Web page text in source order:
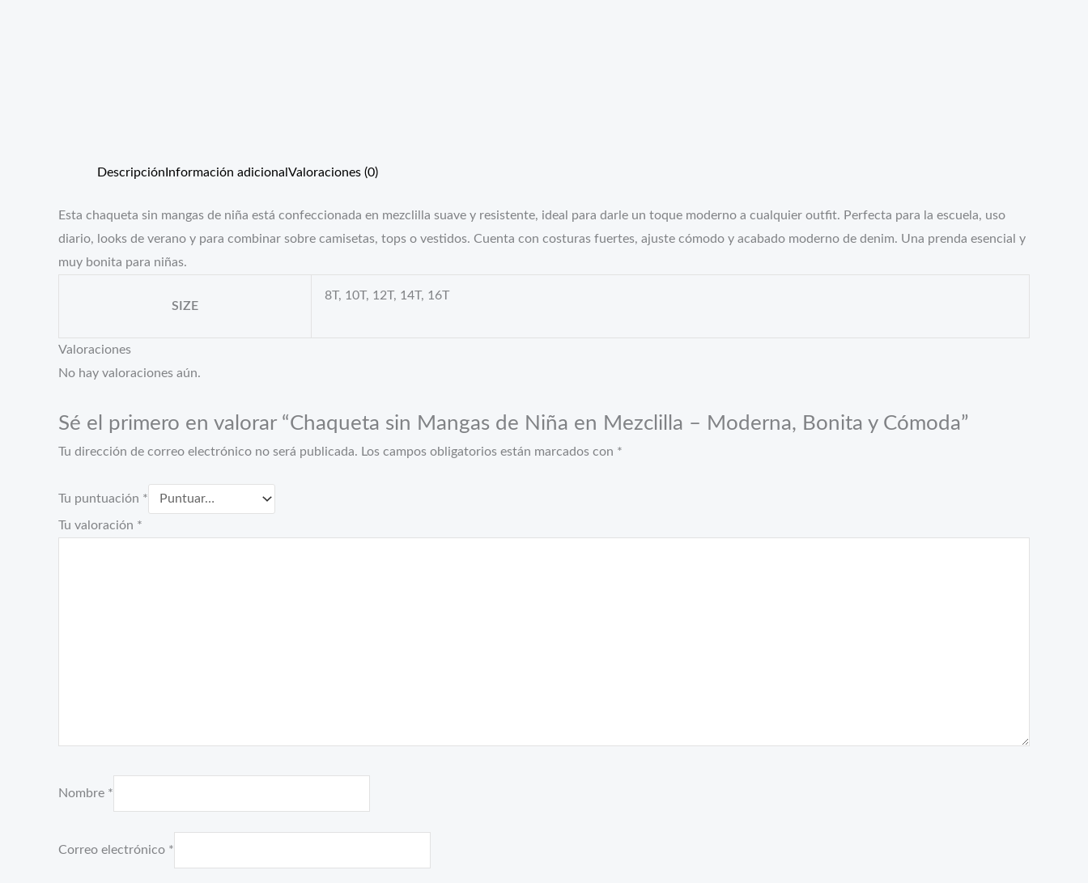
Descripción Información adicional Valoraciones (0)
Esta chaqueta sin mangas de niña está confeccionada en mezclilla suave y resistente, ideal para darle un toque moderno a cualquier outfit. Perfecta para la escuela, uso
diario, looks de verano y para combinar sobre camisetas, tops o vestidos. Cuenta con costuras fuertes, ajuste cómodo y acabado moderno de denim. Una prenda esencial y
muy bonita para niñas.
SIZE
8T, 10T, 12T, 14T, 16T
Valoraciones
No hay valoraciones aún.
Sé el primero en valorar “Chaqueta sin Mangas de Niña en Mezclilla – Moderna, Bonita y Cómoda”
Tu dirección de correo electrónico no será publicada. Los campos obligatorios están marcados con *
Tu puntuación *
Tu valoración *
Nombre *
Correo electrónico *